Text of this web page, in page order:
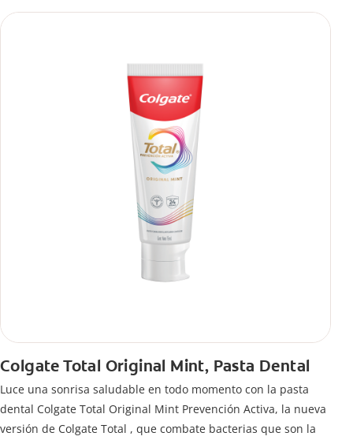
Colgate Total Original Mint, Pasta Dental
Luce una sonrisa saludable en todo momento con la pasta
dental Colgate Total Original Mint Prevención Activa, la nueva
versión de Colgate Total , que combate bacterias que son la